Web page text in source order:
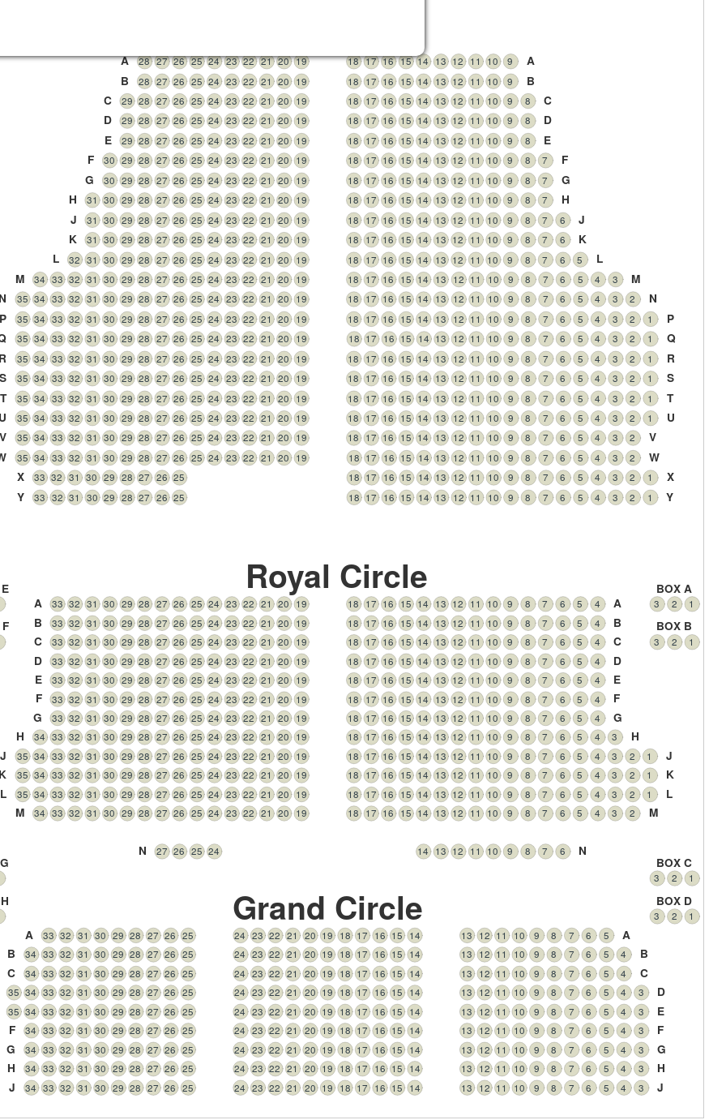
9
10
11
12
13
14
15
16
17
18
19
20
21
22
23
24
25
26
27
28
A A
9
10
11
12
13
14
15
16
17
18
19
20
21
22
23
24
25
26
27
28
B B
8
9
10
11
12
13
14
15
16
17
18
19
20
21
22
23
24
25
26
27
28
29
C C
8
9
10
11
12
13
14
15
16
17
18
19
20
21
22
23
24
25
26
27
28
29
D D
8
9
10
11
12
13
14
15
16
17
18
19
20
21
22
23
24
25
26
27
28
29
E E
7
8
9
10
11
12
13
14
15
16
17
18
19
20
21
22
23
24
25
26
27
28
29
30
F F
7
8
9
10
11
12
13
14
15
16
17
18
19
20
21
22
23
24
25
26
27
28
29
30
G G
7
8
9
10
11
12
13
14
15
16
17
18
19
20
21
22
23
24
25
26
27
28
29
30
31
H H
6
7
8
9
10
11
12
13
14
15
16
17
18
19
20
21
22
23
24
25
26
27
28
29
30
31
J J
6
7
8
9
10
11
12
13
14
15
16
17
18
19
20
21
22
23
24
25
26
27
28
29
30
31
K K
5
6
7
8
9
10
11
12
13
14
15
16
17
18
19
20
21
22
23
24
25
26
27
28
29
30
31
32
L L
3
4
5
6
7
8
9
10
11
12
13
14
15
16
17
18
19
20
21
22
23
24
25
26
27
28
29
30
31
32
33
34
M M
2
3
4
5
6
7
8
9
10
11
12
13
14
15
16
17
18
19
20
21
22
23
24
25
26
27
28
29
30
31
32
33
34
35
N N
1
2
3
4
5
6
7
8
9
10
11
12
13
14
15
16
17
18
19
20
21
22
23
24
25
26
27
28
29
30
31
32
33
34
35
P P
1
2
3
4
5
6
7
8
9
10
11
12
13
14
15
16
17
18
19
20
21
22
23
24
25
26
27
28
29
30
31
32
33
34
35
R R
1
2
3
4
5
6
7
8
9
10
11
12
13
14
15
16
17
18
19
20
21
22
23
24
25
26
27
28
29
30
31
32
33
34
35
S S
1
2
3
4
5
6
7
8
9
10
11
12
13
14
15
16
17
18
19
20
21
22
23
24
25
26
27
28
29
30
31
32
33
34
35
T T
1
2
3
4
5
6
7
8
9
10
11
12
13
14
15
16
17
18
19
20
21
22
23
24
25
26
27
28
29
30
31
32
33
34
35
U U
2
3
4
5
6
7
8
9
10
11
12
13
14
15
16
17
18
19
20
21
22
23
24
25
26
27
28
29
30
31
32
33
34
35
V V
2
3
4
5
6
7
8
9
10
11
12
13
14
15
16
17
18
19
20
21
22
23
24
25
26
27
28
29
30
31
32
33
34
35 W
1
2
3
4
5
6
7
8
9
10
11
12
13
14
15
16
17
18
25
26
27
28
29
30
31
32
33
X X
1
2
3
4
5
6
7
8
9
10
11
12
13
14
15
16
17
18
19
20
21
22
23
24
25
26
27
28
29
30
31
32
33
34
35 Q
1
2
3
4
5
6
7
8
9
10
11
12
13
14
15
16
17
18
25
26
27
28
29
30
31
32
33
Y Y
Royal Circle
4
5
6
7
8
9
10
11
12
13
14
15
16
17
18
19
20
21
22
23
24
25
26
27
28
29
30
31
32
33
A A
4
5
6
7
8
9
10
11
12
13
14
15
16
17
18
19
20
21
22
23
24
25
26
27
28
29
30
31
32
33
B B
4
5
6
7
8
9
10
11
12
13
14
15
16
17
18
19
20
21
22
23
24
25
26
27
28
29
30
31
32
33
C C
4
5
6
7
8
9
10
11
12
13
14
15
16
17
18
19
20
21
22
23
24
25
26
27
28
29
30
31
32
33
D D
4
5
6
7
8
9
10
11
12
13
14
15
16
17
18
19
20
21
22
23
24
25
26
27
28
29
30
31
32
33
E E
4
5
6
7
8
9
10
11
12
13
14
15
16
17
18
19
20
21
22
23
24
25
26
27
28
29
30
31
32
33
F F
4
5
6
7
8
9
10
11
12
13
14
15
16
17
18
19
20
21
22
23
24
25
26
27
28
29
30
31
32
33
G G
3
4
5
6
7
8
9
10
11
12
13
14
15
16
17
18
19
20
21
22
23
24
25
26
27
28
29
30
31
32
33
34
H H
1
2
3
4
5
6
7
8
9
10
11
12
13
14
15
16
17
18
19
20
21
22
23
24
25
26
27
28
29
30
31
32
33
34
35
J J
1
2
3
4
5
6
7
8
9
10
11
12
13
14
15
16
17
18
19
20
21
22
23
24
25
26
27
28
29
30
31
32
33
34
35
K K
1
2
3
4
5
6
7
8
9
10
11
12
13
14
15
16
17
18
19
20
21
22
23
24
25
26
27
28
29
30
31
32
33
34
35
L L
2
3
4
5
6
7
8
9
10
11
12
13
14
15
16
17
18
19
20
21
22
23
24
25
26
27
28
29
30
31
32
33
34
M M
6
7
8
9
10
11
12
13
14
24
25
26
27
N N
Grand Circle
5
6
7
8
9
10
11
12
13
14
15
16
17
18
19
20
21
22
23
24
25
26
27
28
29
30
31
32
33
A A
4
5
6
7
8
9
10
11
12
13
14
15
16
17
18
19
20
21
22
23
24
25
26
27
28
29
30
31
32
33
34
B B
4
5
6
7
8
9
10
11
12
13
14
15
16
17
18
19
20
21
22
23
24
25
26
27
28
29
30
31
32
33
34
C C
3
4
5
6
7
8
9
10
11
12
13
14
15
16
17
18
19
20
21
22
23
24
25
26
27
28
29
30
31
32
33
34
35 D
3
4
5
6
7
8
9
10
11
12
13
14
15
16
17
18
19
20
21
22
23
24
25
26
27
28
29
30
31
32
33
34
35 E
3
4
5
6
7
8
9
10
11
12
13
14
15
16
17
18
19
20
21
22
23
24
25
26
27
28
29
30
31
32
33
34
F F
3
4
5
6
7
8
9
10
11
12
13
14
15
16
17
18
19
20
21
22
23
24
25
26
27
28
29
30
31
32
33
34
G G
3
4
5
6
7
8
9
10
11
12
13
14
15
16
17
18
19
20
21
22
23
24
25
26
27
28
29
30
31
32
33
34
H H
3
4
5
6
7
8
9
10
11
12
13
14
15
16
17
18
19
20
21
22
23
24
25
26
27
28
29
30
31
32
33
34
J J
1
2
3
BOX A
1
2
3
BOX B
1
2
3
BOX C
1
2
3
BOX D